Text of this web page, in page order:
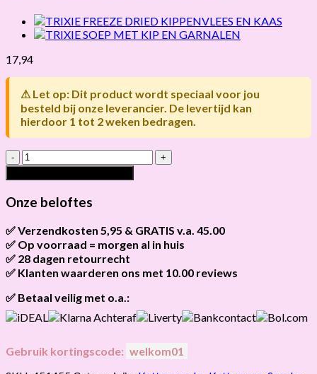
17,94
⚠ Let op: Dit product wordt speciaal voor jou
besteld bij onze leverancier. De levertijd kan
hierdoor 1 tot 2 weken bedragen.
TRIXIE
FREEZE
DRIED
LAMSLEVER
EN
hoeveelheid
Onze beloftes
✅ Verzendkosten 5,95 & GRATIS v.a. 45.00
Brievenbus verzendingen zijn 3,95, een pakket 5,95 en
bestellingen v.a. 45,00 worden gratis verzonden.
✅ Op voorraad = morgen al in huis
Als het product op voorraad is en je bestelt vóór 13:00, wordt
hetvandaag nog verzonden.
✅ 28 dagen retourrecht
Niet tevreden? Geen probleem! Je hebt28 dagen
✅ Klanten waarderen ons met 10.00 reviews
✅ Betaal veilig met o.a.:
Gebruik kortingscode: welkom01